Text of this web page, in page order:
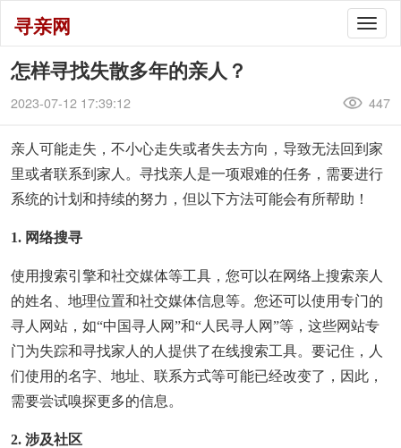
寻亲网
怎样寻找失散多年的亲人？
2023-07-12 17:39:12 447
亲人可能走失，不小心走失或者失去方向，导致无法回到家
里或者联系到家人。寻找亲人是一项艰难的任务，需要进行
系统的计划和持续的努力，但以下方法可能会有所帮助！
1. 网络搜寻
使用搜索引擎和社交媒体等工具，您可以在网络上搜索亲人
的姓名、地理位置和社交媒体信息等。您还可以使用专门的
寻人网站，如“中国寻人网”和“人民寻人网”等，这些网站专
门为失踪和寻找家人的人提供了在线搜索工具。要记住，人
们使用的名字、地址、联系方式等可能已经改变了，因此，
需要尝试嗅探更多的信息。
2. 涉及社区